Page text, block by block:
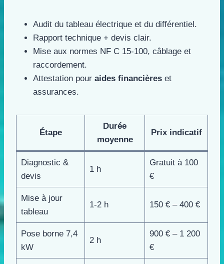
Audit du tableau électrique et du différentiel.
Rapport technique + devis clair.
Mise aux normes NF C 15-100, câblage et
raccordement.
Attestation pour aides financières et
assurances.
Étape
Durée
moyenne
Prix indicatif
Diagnostic &
devis
1 h
Gratuit à 100
€
Mise à jour
tableau
1-2 h 150 € – 400 €
Pose borne 7,4
kW
2 h
900 € – 1 200
€